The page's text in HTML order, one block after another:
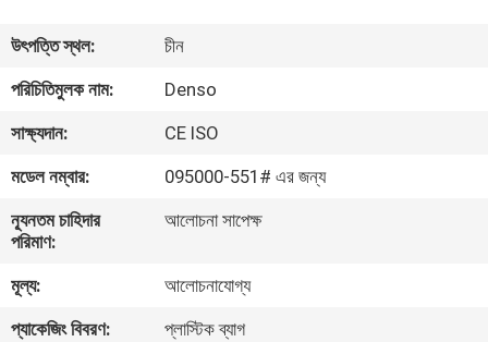
সম্বন্ধে
কারখানা
গুণগত
নিয়ন্ত্রণ
উৎপত্তি স্থল:
চীন
পরিচিতিমুলক নাম:
Denso
সাক্ষ্যদান:
CE ISO
মডেল নম্বার:
095000-551# এর জন্য
ন্যূনতম চাহিদার
পরিমাণ:
আলোচনা সাপেক্ষ
মূল্য:
আলোচনাযোগ্য
প্যাকেজিং বিবরণ:
প্লাস্টিক ব্যাগ